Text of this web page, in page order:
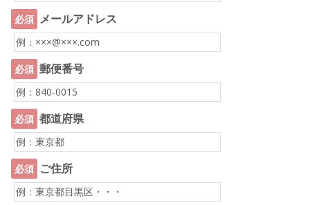
必須 メールアドレス
必須 郵便番号
必須 都道府県
必須 ご住所